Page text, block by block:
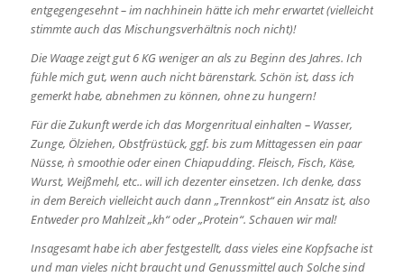
entgegengesehnt – im nachhinein hätte ich mehr erwartet (vielleicht
stimmte auch das Mischungsverhältnis noch nicht)!
Die Waage zeigt gut 6 KG weniger an als zu Beginn des Jahres. Ich
fühle mich gut, wenn auch nicht bärenstark. Schön ist, dass ich
gemerkt habe, abnehmen zu können, ohne zu hungern!
Für die Zukunft werde ich das Morgenritual einhalten – Wasser,
Zunge, Ölziehen, Obstfrüstück, ggf. bis zum Mittagessen ein paar
Nüsse, ǹ smoothie oder einen Chiapudding. Fleisch, Fisch, Käse,
Wurst, Weißmehl, etc.. will ich dezenter einsetzen. Ich denke, dass
in dem Bereich vielleicht auch dann „Trennkost“ ein Ansatz ist, also
Entweder pro Mahlzeit „kh“ oder „Protein“. Schauen wir mal!
Insagesamt habe ich aber festgestellt, dass vieles eine Kopfsache ist
und man vieles nicht braucht und Genussmittel auch Solche sind